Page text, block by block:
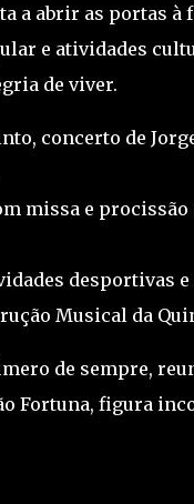
a abrir as portas à
e atividades
de viver.
concerto de
missa e
desportivas
Musical da
de sempre,
Fortuna, figura